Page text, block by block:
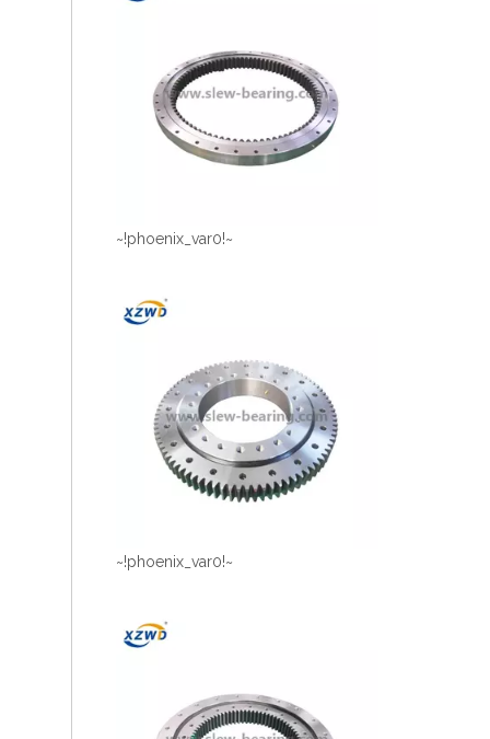
~!phoenix_var0!~
~!phoenix_var0!~